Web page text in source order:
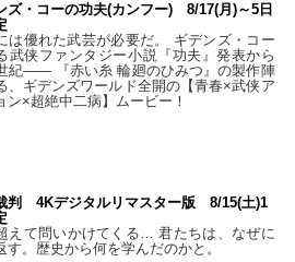
ズ・コーの功夫(カンフー) 8/17(月)～5日
は優れた武芸が必要だ。 ギデンズ・コー
武侠ファンタジー小説『功夫』発表から
紀―― 『赤い糸 輪廻のひみつ』の製作陣
、ギデンズワールド全開の【青春×武侠ア
ン×超絶中二病】ムービー！
判 4Kデジタルリマスター版 8/15(土)1
えて問いかけてくる… 君たちは、なぜに
す。歴史から何を学んだのかと。